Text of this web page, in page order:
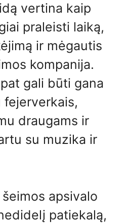
vertina kaip
praleisti laiką,
ir mėgautis
kompanija.
gali būti gana
fejerverkais,
draugams ir
su muzika ir
apsivalo
patiekalą,